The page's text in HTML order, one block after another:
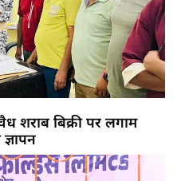
बिक्री पर लगाम